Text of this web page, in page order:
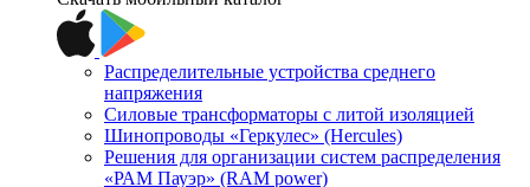
Распределительные устройства среднего
напряжения
Силовые трансформаторы с литой изоляцией
Шинопроводы «Геркулес» (Hercules)
Решения для организации систем распределения
«РАМ Пауэр» (RAM power)